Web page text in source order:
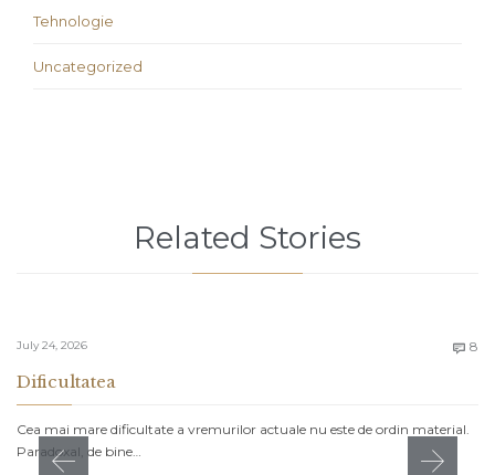
Tehnologie
Uncategorized
Related Stories
July 24, 2026  8
Dificultatea
Cea mai mare dificultate a vremurilor actuale nu este de ordin material.
Paradoxal, de bine…